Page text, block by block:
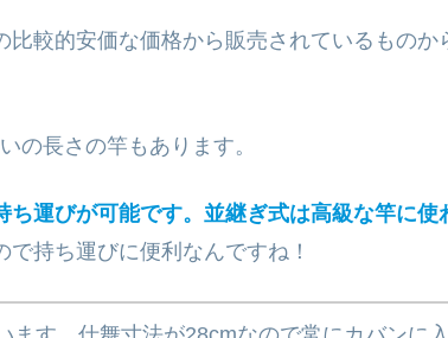
較的安価な価格から販売されているものか
の長さの竿もあります。
運びが可能です。並継ぎ式は高級な竿に使
持ち運びに便利なんですね！